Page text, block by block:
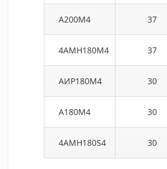
А200М4 37
4АМН180М4 37
АИР180М4 30
А180М4 30
4АМН180S4 30